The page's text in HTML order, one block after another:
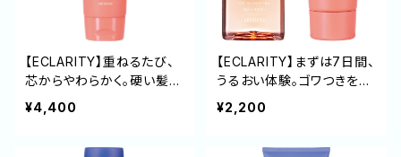
【ECLARITY】重ねるたび、
芯からやわらかく。硬い髪を
ほぐし、しっとりまとまる髪
へ導くHXモイスチャートリ
¥4,400
【ECLARITY】まずは7日間、
うるおい体験。ゴワつきをほ
ぐし、まとまる髪へ導くHXモ
イスチャー ミニセット（50m
¥2,200